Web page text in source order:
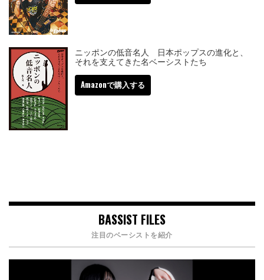
ニッポンの低音名人 日本ポップスの進化と、
それを支えてきた名ベーシストたち
Amazonで購入する
BASSIST FILES
注目のベーシストを紹介